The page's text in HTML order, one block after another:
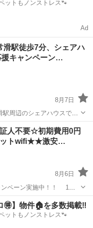
ットもノンストレス🐾
Ad
滑駅徒歩7分、シェアハ
キャンペーン…
8月7日
周辺のシェアハウスでシ
https://sharehousetokoname.jimdofree.com/ ☆新規入居者...
家賃
人不要☆初期費用0円
ットwifi★★激安…
8月6日
ペーン実施中！！ 1週
不安な方、審査承認後、
ウス 無料
🉐】物件🏠を多数掲載‼️
ットもノンストレス🐾